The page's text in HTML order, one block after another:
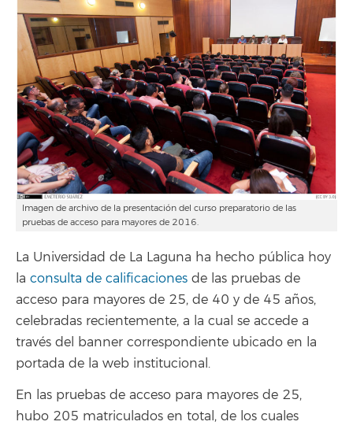
Imagen de archivo de la presentación del curso preparatorio de las
pruebas de acceso para mayores de 2016.
La Universidad de La Laguna ha hecho pública hoy
la consulta de calificaciones de las pruebas de
acceso para mayores de 25, de 40 y de 45 años,
celebradas recientemente, a la cual se accede a
través del banner correspondiente ubicado en la
portada de la web institucional.
En las pruebas de acceso para mayores de 25,
hubo 205 matriculados en total, de los cuales